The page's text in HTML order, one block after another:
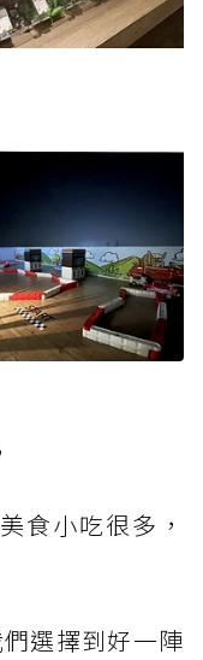
食小吃很多，
選擇到好一陣